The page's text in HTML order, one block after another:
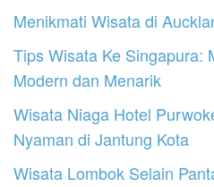
Menikmati Wisata di
Tips Wisata Ke Singapura:
Modern dan Menarik
Wisata Niaga Hotel
Nyaman di Jantung Kota
Wisata Lombok Selain